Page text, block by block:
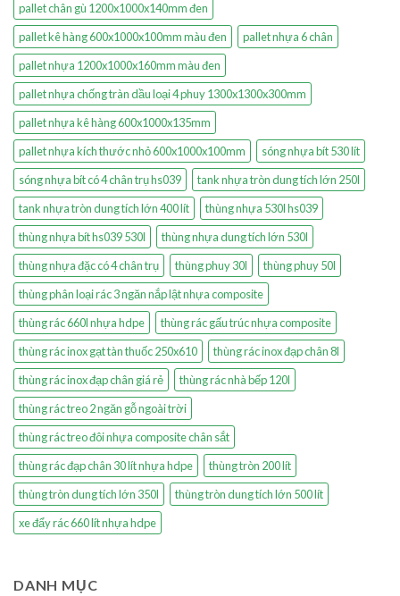
pallet chân gù 1200x1000x140mm đen
pallet kê hàng 600x1000x100mm màu đen
pallet nhựa 6 chân
pallet nhựa 1200x1000x160mm màu đen
pallet nhựa chống tràn dầu loại 4 phuy 1300x1300x300mm
pallet nhựa kê hàng 600x1000x135mm
pallet nhựa kích thước nhỏ 600x1000x100mm
sóng nhựa bít 530 lít
sóng nhựa bít có 4 chân trụ hs039
tank nhựa tròn dung tích lớn 250l
tank nhựa tròn dung tích lớn 400 lít
thùng nhựa 530l hs039
thùng nhựa bít hs039 530l
thùng nhựa dung tích lớn 530l
thùng nhựa đặc có 4 chân trụ
thùng phuy 30l
thùng phuy 50l
thùng phân loại rác 3 ngăn nắp lật nhựa composite
thùng rác 660l nhựa hdpe
thùng rác gấu trúc nhựa composite
thùng rác inox gạt tàn thuốc 250x610
thùng rác inox đạp chân 8l
thùng rác inox đạp chân giá rẻ
thùng rác nhà bếp 120l
thùng rác treo 2 ngăn gỗ ngoài trời
thùng rác treo đôi nhựa composite chân sắt
thùng rác đạp chân 30 lít nhựa hdpe
thùng tròn 200 lít
thùng tròn dung tích lớn 350l
thùng tròn dung tích lớn 500 lít
xe đẩy rác 660 lít nhựa hdpe
DANH MỤC